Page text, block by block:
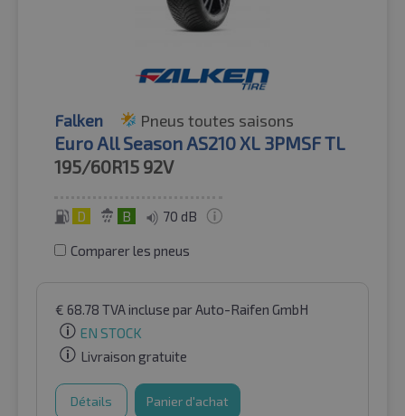
Falken Pneus toutes saisons
Euro All Season AS210 XL 3PMSF TL
195/60R15 92V
D B 70 dB
Comparer les pneus
€ 68.78 TVA incluse par Auto-Raifen GmbH
EN STOCK
Livraison gratuite
Détails Panier d'achat